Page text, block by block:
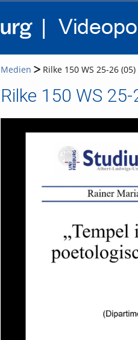
Medien Rilke 150 WS 25-26
Rilke 150 WS